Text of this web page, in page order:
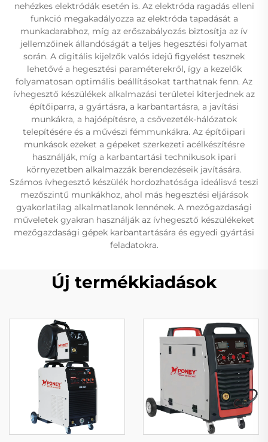
nehézkes elektródák esetén is. Az elektróda ragadás elleni
funkció megakadályozza az elektróda tapadását a
munkadarabhoz, míg az erőszabályozás biztosítja az ív
jellemzőinek állandóságát a teljes hegesztési folyamat
során. A digitális kijelzők valós idejű figyelést tesznek
lehetővé a hegesztési paraméterekről, így a kezelők
folyamatosan optimális beállításokat tarthatnak fenn. Az
ívhegesztő készülékek alkalmazási területei kiterjednek az
építőiparra, a gyártásra, a karbantartásra, a javítási
munkákra, a hajóépítésre, a csővezeték-hálózatok
telepítésére és a művészi fémmunkákra. Az építőipari
munkások ezeket a gépeket szerkezeti acélkészítésre
használják, míg a karbantartási technikusok ipari
környezetben alkalmazzák berendezéseik javítására.
Számos ívhegesztő készülék hordozhatósága ideálisvá teszi
mezőszintű munkákhoz, ahol más hegesztési eljárások
gyakorlatilag alkalmatlanok lennének. A mezőgazdasági
műveletek gyakran használják az ívhegesztő készülékeket
mezőgazdasági gépek karbantartására és egyedi gyártási
feladatokra.
Új termékkiadások